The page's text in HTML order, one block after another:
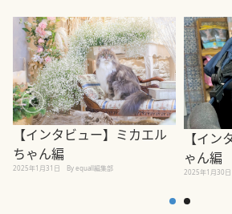
【インタビュー】ミカエル
ちゃん編
2025年1月31日 By equall編集部
【イン
ゃん編
2025年1月30日